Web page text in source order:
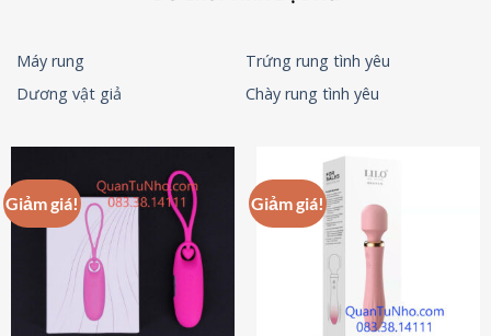
Máy rung
Trứng rung tình yêu
Dương vật giả
Chày rung tình yêu
Giảm giá! Giảm giá!